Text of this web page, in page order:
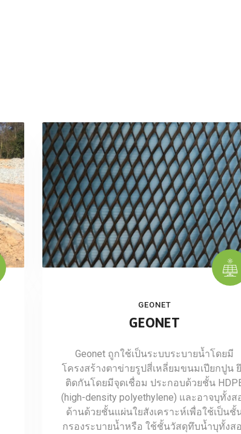
GEONET
GEONET
Geonet ถูกใช้เป็นระบบระบายน้ำโดยมี
โครงสร้างตาข่ายรูปสี่เหลี่ยมขนมเปียกปูน
ติดกันโดยมีจุดเชื่อม ประกอบด้วยชั้น
(high-density polyethylene) และอาจบุทั้งส
ด้านด้วยชั้นแผ่นใยสังเคราะห์เพื่อใช้เป็นชั้
กรองระบายน้ำหรือ ใช้ชั้นวัสดุทึบน้ำบุทั้งส